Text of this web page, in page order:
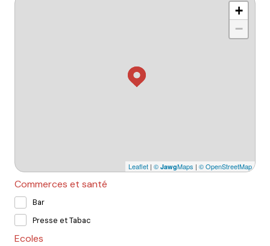
+
−
Leaflet | © JawgMaps | © OpenStreetMap
Commerces et santé
Bar
Presse et Tabac
Ecoles